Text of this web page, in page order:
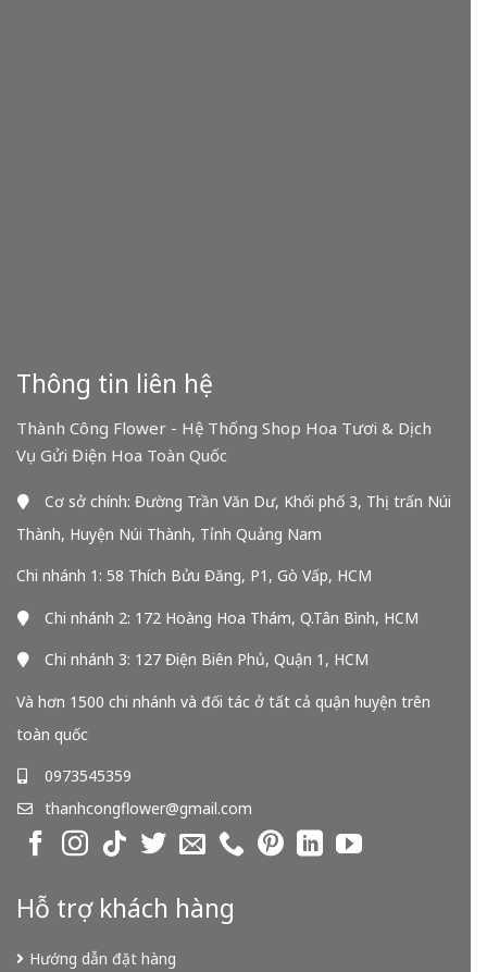
Thông tin liên hệ
Thành Công Flower - Hệ Thống Shop Hoa Tươi & Dịch
Vụ Gửi Điện Hoa Toàn Quốc
Cơ sở chính: Đường Trần Văn Dư, Khối phố 3, Thị trấn Núi
Thành, Huyện Núi Thành, Tỉnh Quảng Nam
Chi nhánh 1: 58 Thích Bửu Đăng, P1, Gò Vấp, HCM
Chi nhánh 2: 172 Hoàng Hoa Thám, Q.Tân Bình, HCM
Chi nhánh 3: 127 Điện Biên Phủ, Quận 1, HCM
Và hơn 1500 chi nhánh và đối tác ở tất cả quận huyện trên
toàn quốc
0973545359
thanhcongflower@gmail.com
Hỗ trợ khách hàng
Hướng dẫn đặt hàng